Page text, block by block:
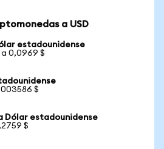
a USD
estadounidense
a 0,0969 $
$
Dólar estadounidense
$